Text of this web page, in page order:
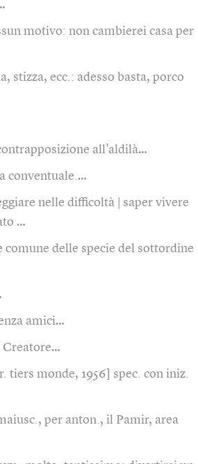
motivo: non cambierei casa per
stizza, ecc.: adesso basta, porco
all'aldilà…
conventuale.…
nelle difficoltà | saper vivere
…
comune delle specie del sottordine
amici…
Creatore…
tiers monde, 1956] spec. con iniz.
per anton., il Pamir, area